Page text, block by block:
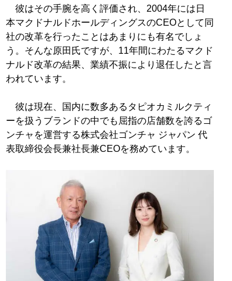
彼はその手腕を高く評価され、2004年には日
本マクドナルドホールディングスのCEOとして同
社の改革を行ったことはあまりにも有名でしょ
う。そんな原田氏ですが、11年間にわたるマクド
ナルド改革の結果、業績不振により退任したと言
われています。
彼は現在、国内に数多あるタピオカミルクティ
ーを扱うブランドの中でも屈指の店舗数を誇るゴ
ンチャを運営する株式会社ゴンチャ ジャパン 代
表取締役会長兼社長兼CEOを務めています。